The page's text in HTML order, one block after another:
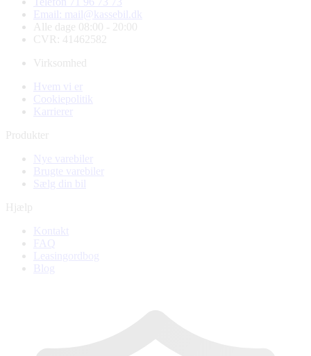
Email: mail@kassebil.dk
Alle dage 08:00 - 20:00
CVR: 41462582
Virksomhed
Hvem vi er
Cookiepolitik
Karrierer
Produkter
Nye varebiler
Brugte varebiler
Sælg din bil
Hjælp
Kontakt
FAQ
Leasingordbog
Blog